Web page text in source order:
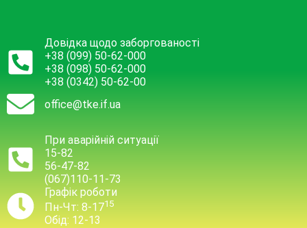
Довідка щодо заборгованості
+38 (099) 50-62-000
+38 (098) 50-62-000
+38 (0342) 50-62-00
office@tke.if.ua
При аварійній ситуації
15-82
56-47-82
(067)110-11-73
Графік роботи
Пн-Чт: 8-1715
Обід: 12-13